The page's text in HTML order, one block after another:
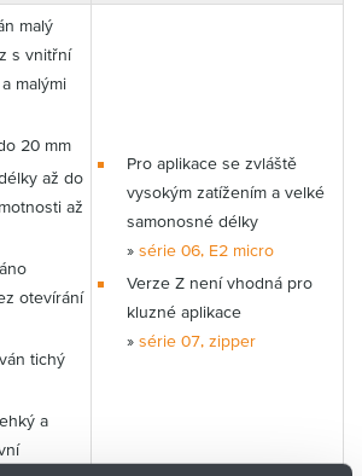
malý
s vnitřní
malými
20 mm
až do
až
otevírání
tichý
a
Pro aplikace se zvláště
vysokým zatížením a velké
samonosné délky
» série 06, E2 micro
Verze Z není vhodná pro
kluzné aplikace
» série 07, zipper